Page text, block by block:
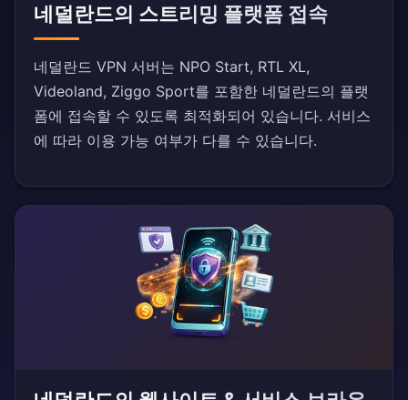
네덜란드의 스트리밍 플랫폼 접속
네덜란드 VPN 서버는 NPO Start, RTL XL,
Videoland, Ziggo Sport를 포함한 네덜란드의 플랫
폼에 접속할 수 있도록 최적화되어 있습니다. 서비스
에 따라 이용 가능 여부가 다를 수 있습니다.